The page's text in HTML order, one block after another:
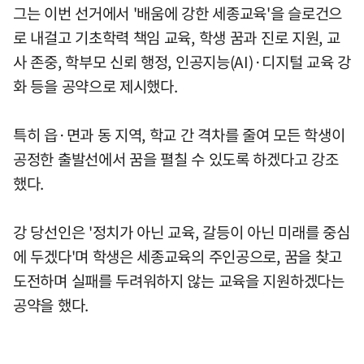
그는 이번 선거에서 '배움에 강한 세종교육'을 슬로건으
로 내걸고 기초학력 책임 교육, 학생 꿈과 진로 지원, 교
사 존중, 학부모 신뢰 행정, 인공지능(AI)·디지털 교육 강
화 등을 공약으로 제시했다.
특히 읍·면과 동 지역, 학교 간 격차를 줄여 모든 학생이
공정한 출발선에서 꿈을 펼칠 수 있도록 하겠다고 강조
했다.
강 당선인은 '정치가 아닌 교육, 갈등이 아닌 미래를 중심
에 두겠다'며 학생은 세종교육의 주인공으로, 꿈을 찾고
도전하며 실패를 두려워하지 않는 교육을 지원하겠다는
공약을 했다.